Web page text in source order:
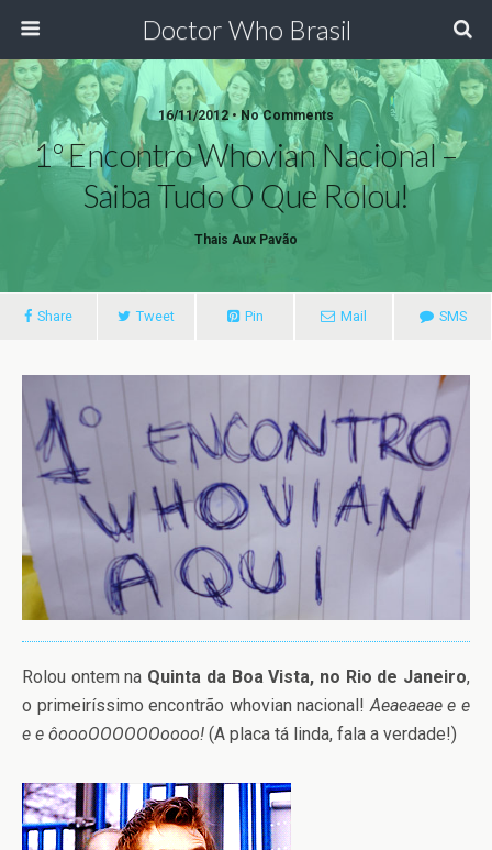
Doctor Who Brasil
16/11/2012 • No Comments
1º Encontro Whovian Nacional –
Saiba Tudo O Que Rolou!
Thais Aux Pavão
Share Tweet Pin Mail SMS
Rolou ontem na Quinta da Boa Vista, no Rio de Janeiro,
o primeiríssimo encontrão whovian nacional!Aeaeaeae e e
e e ôoooOOOOOOoooo! (A placa tá linda, fala a verdade!)